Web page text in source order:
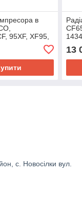
в
95XF, XF95,
Magnum
13
с. Новосілки вул.